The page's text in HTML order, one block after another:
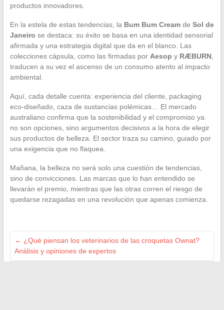
productos innovadores.
En la estela de estas tendencias, la Bum Bum Creamde Sol de
Janeiro se destaca: su éxito se basa en una identidad sensorial
afirmada y una estrategia digital que da en el blanco. Las
colecciones cápsula, como las firmadas por Aesop y RÆBURN,
traducen a su vez el ascenso de un consumo atento al impacto
ambiental.
Aquí, cada detalle cuenta: experiencia del cliente, packaging
eco-diseñado, caza de sustancias polémicas… El mercado
australiano confirma que la sostenibilidad y el compromiso ya
no son opciones, sino argumentos decisivos a la hora de elegir
sus productos de belleza. El sector traza su camino, guiado por
una exigencia que no flaquea.
Mañana, la belleza no será solo una cuestión de tendencias,
sino de convicciones. Las marcas que lo han entendido se
llevarán el premio, mientras que las otras corren el riesgo de
quedarse rezagadas en una revolución que apenas comienza.
← ¿Qué piensan los veterinarios de las croquetas Ownat?
Análisis y opiniones de expertos